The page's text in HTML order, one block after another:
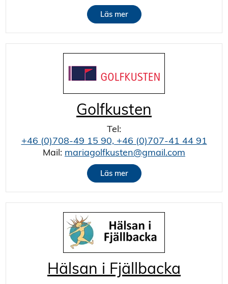
Läs mer
Golfkusten
Tel:
+46 (0)708-49 15 90, +46 (0)707-41 44 91
Mail: mariagolfkusten@gmail.com
Läs mer
Hälsan i Fjällbacka